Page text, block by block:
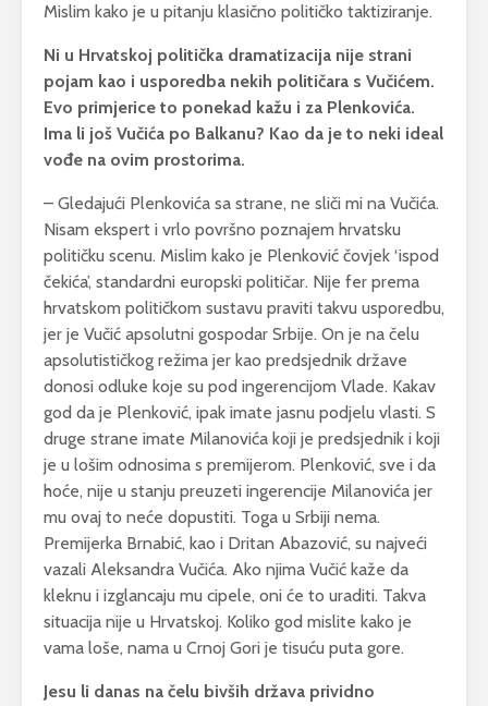
Mislim kako je u pitanju klasično političko taktiziranje.
Ni u Hrvatskoj politička dramatizacija nije strani
pojam kao i usporedba nekih političara s Vučićem.
Evo primjerice to ponekad kažu i za Plenkovića.
Ima li još Vučića po Balkanu? Kao da je to neki ideal
vođe na ovim prostorima.
– Gledajući Plenkovića sa strane, ne sliči mi na Vučića.
Nisam ekspert i vrlo površno poznajem hrvatsku
političku scenu. Mislim kako je Plenković čovjek ‘ispod
čekića’, standardni europski političar. Nije fer prema
hrvatskom političkom sustavu praviti takvu usporedbu,
jer je Vučić apsolutni gospodar Srbije. On je na čelu
apsolutističkog režima jer kao predsjednik države
donosi odluke koje su pod ingerencijom Vlade. Kakav
god da je Plenković, ipak imate jasnu podjelu vlasti. S
druge strane imate Milanovića koji je predsjednik i koji
je u lošim odnosima s premijerom. Plenković, sve i da
hoće, nije u stanju preuzeti ingerencije Milanovića jer
mu ovaj to neće dopustiti. Toga u Srbiji nema.
Premijerka Brnabić, kao i Dritan Abazović, su najveći
vazali Aleksandra Vučića. Ako njima Vučić kaže da
kleknu i izglancaju mu cipele, oni će to uraditi. Takva
situacija nije u Hrvatskoj. Koliko god mislite kako je
vama loše, nama u Crnoj Gori je tisuću puta gore.
Jesu li danas na čelu bivših država prividno